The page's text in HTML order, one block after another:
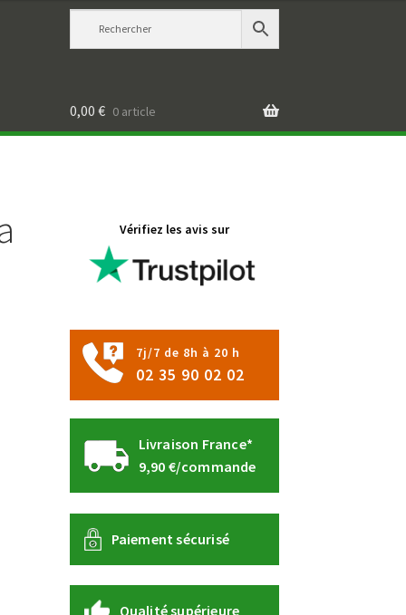
0,00 € 0 article
Vérifiez les avis sur
7j/7 de 8h à 20 h
02 35 90 02 02
Livraison France*
9,90 €/commande
Paiement sécurisé
Qualité supérieure